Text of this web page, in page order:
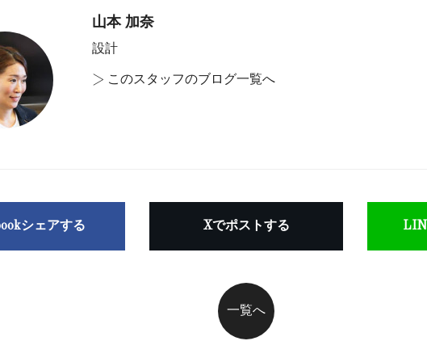
山本 加奈
設計
> このスタッフのブログ一覧へ
シェアする Xでポストする
一覧へ